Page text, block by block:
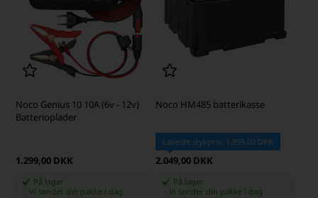
Noco Genius 10 10A (6v - 12v)
Batterioplader
1.299,00 DKK
På lager
-Vi sender din pakke i dag
Noco HM485 batterikasse
Laveste stykpris: 1.899,00 DKK
2.049,00 DKK
På lager
Vi sender din pakke i dag